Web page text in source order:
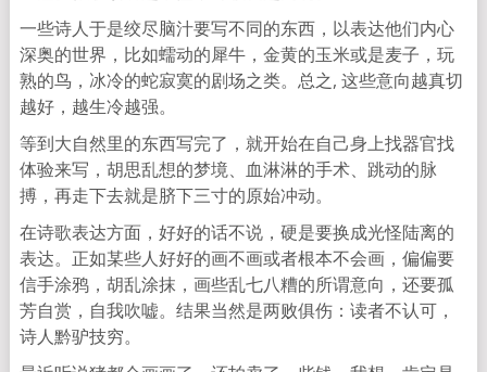
一些诗人于是绞尽脑汁要写不同的东西，以表达他们内心
深奥的世界，比如蠕动的犀牛，金黄的玉米或是麦子，玩
熟的鸟，冰冷的蛇寂寞的剧场之类。总之, 这些意向越真切
越好，越生冷越强。
等到大自然里的东西写完了，就开始在自己身上找器官找
体验来写，胡思乱想的梦境、血淋淋的手术、跳动的脉
搏，再走下去就是脐下三寸的原始冲动。
在诗歌表达方面，好好的话不说，硬是要换成光怪陆离的
表达。正如某些人好好的画不画或者根本不会画，偏偏要
信手涂鸦，胡乱涂抹，画些乱七八糟的所谓意向，还要孤
芳自赏，自我吹嘘。结果当然是两败俱伤：读者不认可，
诗人黔驴技穷。